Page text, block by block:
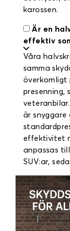
karossen.
Är en
effektiv
Våra
samma
överkomligt
presenning,
är snyggare
effektivitet
anpassas
SUV:ar,